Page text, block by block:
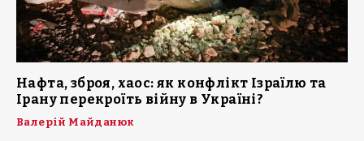
Нафта, зброя, хаос: як конфлікт Ізраїлю та
Ірану перекроїть війну в Україні?
Валерій Майданюк